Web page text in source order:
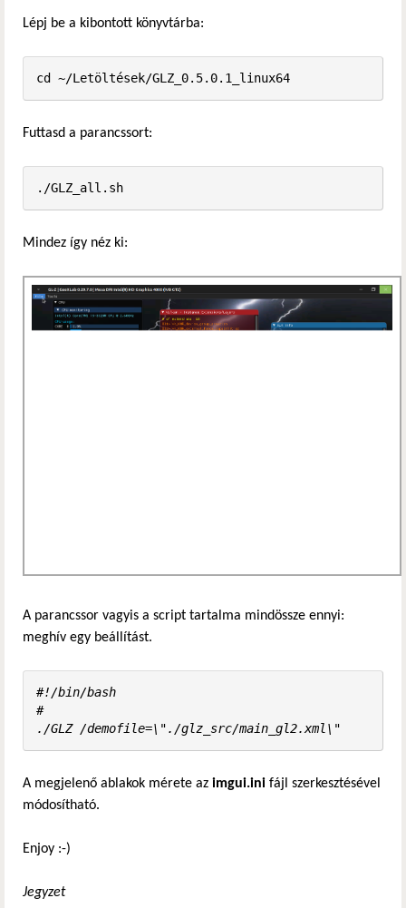
Lépj be a kibontott könyvtárba:
cd ~/Letöltések/GLZ_0.5.0.1_linux64
Futtasd a parancssort:
./GLZ_all.sh
Mindez így néz ki:
A parancssor vagyis a script tartalma mindössze ennyi:
meghív egy beállítást.
#!/bin/bash
#
./GLZ /demofile=\"./glz_src/main_gl2.xml\"
A megjelenő ablakok mérete az imgui.ini fájl szerkesztésével
módosítható.
Enjoy :-)
Jegyzet